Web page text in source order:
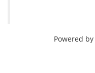
Powered by